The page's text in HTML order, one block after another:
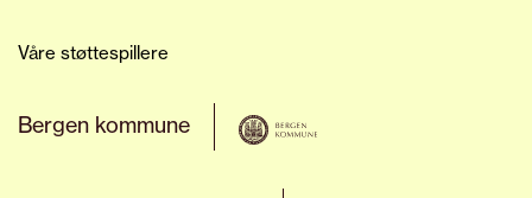
Våre støttespillere
Bergen kommune